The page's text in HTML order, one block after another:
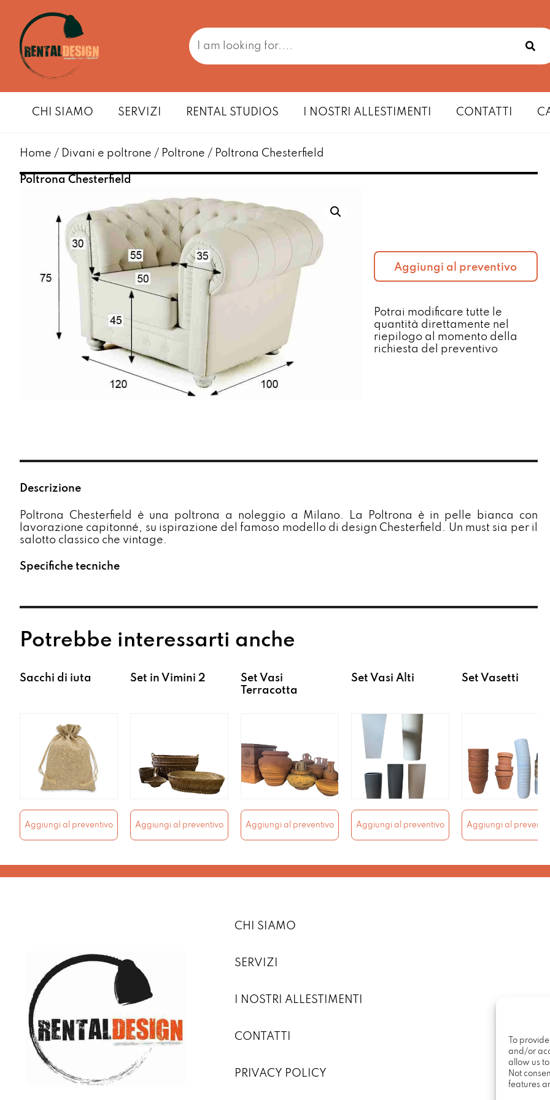
To
and/or
allow us
Not
features
CHI SIAMO SERVIZI RENTAL STUDIOS I NOSTRI ALLESTIMENTI CONTATTI
Home / Divani e poltrone / Poltrone / Poltrona Chesterfield
Poltrona Chesterfield
Aggiungi al preventivo
Potrai modificare tutte le
quantità direttamente nel
riepilogo al momento della
richiesta del preventivo​
Descrizione
Poltrona Chesterfield è una poltrona a noleggio a Milano. La Poltrona è in pelle bianca con
lavorazione capitonné, su ispirazione del famoso modello di design Chesterfield. Un must sia per il
salotto classico che vintage.
Specifiche tecniche
Potrebbe interessarti anche
Sacchi di iuta
Aggiungi al preventivo
Set in Vimini 2
Aggiungi al preventivo
Set Vasi
Terracotta
Aggiungi al preventivo
Set Vasi Alti
Aggiungi al preventivo
Set Vasetti
Aggiungi al
CHI SIAMO
SERVIZI
I NOSTRI ALLESTIMENTI
CONTATTI
PRIVACY POLICY